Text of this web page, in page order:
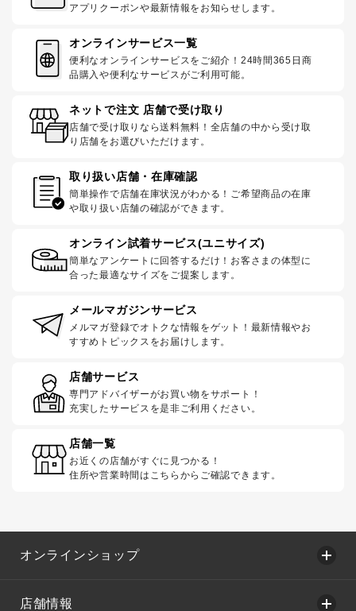
アプリクーポンや最新情報をお知らせします。
オンラインサービス一覧
便利なオンラインサービスをご紹介！24時間365日商
品購入や便利なサービスがご利用可能。
ネットで注文 店舗で受け取り
店舗で受け取りなら送料無料！全店舗の中から受け取
り店舗をお選びいただけます。
取り扱い店舗・在庫確認
簡単操作で店舗在庫状況がわかる！ご希望商品の在庫
や取り扱い店舗の確認ができます。
オンライン試着サービス(ユニサイズ)
簡単なアンケートに回答するだけ！お客さまの体型に
合った最適なサイズをご提案します。
メールマガジンサービス
メルマガ登録でオトクな情報をゲット！最新情報やお
すすめトピックスをお届けします。
店舗サービス
専門アドバイザーがお買い物をサポート！
充実したサービスを是非ご利用ください。
店舗一覧
お近くの店舗がすぐに見つかる！
住所や営業時間はこちらからご確認できます。
オンラインショップ
店舗情報